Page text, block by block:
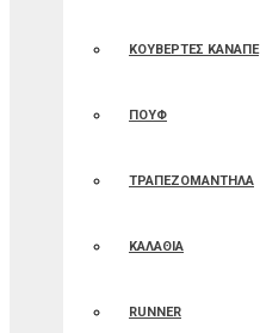
ΚΟΥΒΕΡΤΕΣ ΚΑΝΑΠΕ
ΠΟΥΦ
ΤΡΑΠΕΖΟΜΑΝΤΗΛΑ
ΚΑΛΑΘΙΑ
RUNNER